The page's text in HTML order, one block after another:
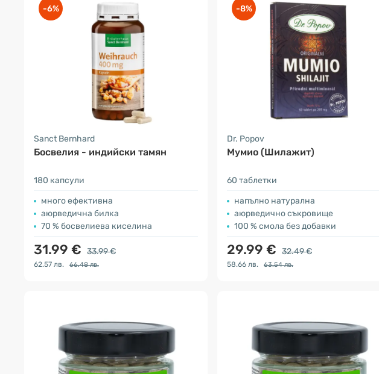
-6%
Sanct Bernhard
Босвелия - индийски тамян
180 капсули
много ефективна
аюрведична билка
70 % босвелиева киселина
31.99 € 33.99 €
62.57 лв. 66.48 лв.
-8%
Dr. Popov
Мумио (Шилажит)
60 таблетки
напълно натурална
аюрведично съкровище
100 % смола без добавки
29.99 € 32.49 €
58.66 лв. 63.54 лв.